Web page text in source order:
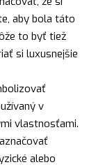
aby bola táto
to byť tiež
si luxusnejšie
v
vlastnosťami.
alebo